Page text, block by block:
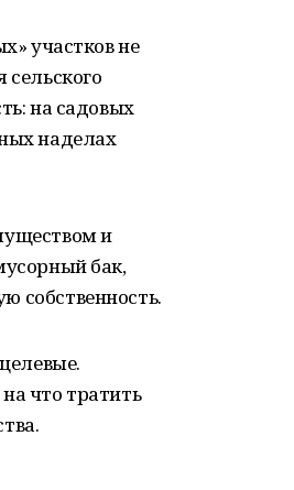
участков не
на садовых
наделах
и
бак,
собственность.
что тратить